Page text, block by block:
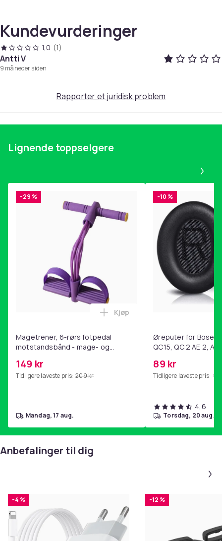
Kundevurderinger
1,0 (1)
Antti V
9 måneder siden
Rapporter et juridisk problem
Lignende toppselgere
-29 %
Magetrener, 6-rørs fotpedal
motstandsbånd - mage- og
hjemmegymnastikk Purple
149 kr
Tidligere laveste pris: 209 kr
Legg Magetrener, 6-rørs
Kjøp
mandag, 17 aug.
-10 %
Øreputer for Bose
QC15, QC 2 AE 2, AE
89 kr
Tidligere laveste pris: 99
4,6
torsdag, 20 aug.
Anbefalinger til dig
-4 % -12 %